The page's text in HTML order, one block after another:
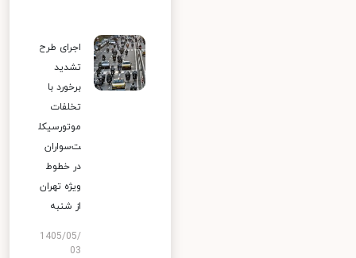
اجرای طرح
تشدید
برخورد با
تخلفات
موتورسیکل
ت‌سواران
در خطوط
ویژه تهران
از شنبه
1405/05/
03